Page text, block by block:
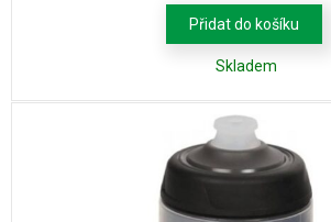
Přidat do košíku
Skladem